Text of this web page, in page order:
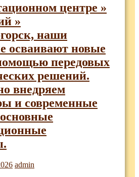
центре »
»
наши
осваивают новые
передовых
решений.
внедряем
и современные
admin